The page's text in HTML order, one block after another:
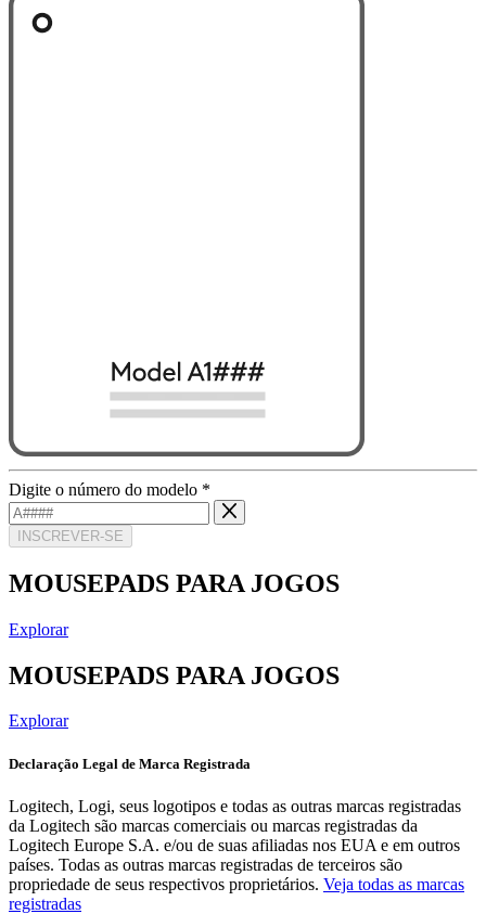
Digite o número do modelo *
INSCREVER-SE
MOUSEPADS PARA JOGOS
Explorar
MOUSEPADS PARA JOGOS
Explorar
Declaração Legal de Marca Registrada
Logitech, Logi, seus logotipos e todas as outras marcas registradas
da Logitech são marcas comerciais ou marcas registradas da
Logitech Europe S.A. e/ou de suas afiliadas nos EUA e em outros
países. Todas as outras marcas registradas de terceiros são
propriedade de seus respectivos proprietários. Veja todas as marcas
registradas